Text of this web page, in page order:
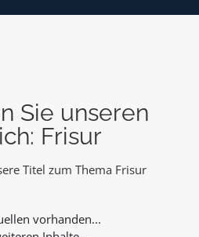
Sie unseren
Frisur
Titel zum Thema Frisur